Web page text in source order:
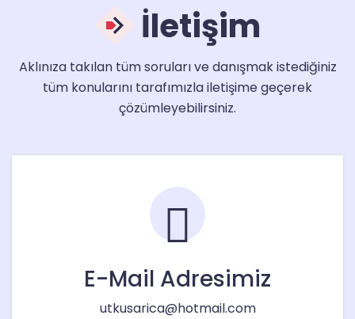
İletişim
Aklınıza takılan tüm soruları ve danışmak istediğiniz
tüm konularını tarafımızla iletişime geçerek
çözümleyebilirsiniz.
E-Mail Adresimiz
utkusarica@hotmail.com